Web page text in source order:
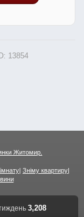
13854
Житомир.
| Зніму квартиру|
3,208